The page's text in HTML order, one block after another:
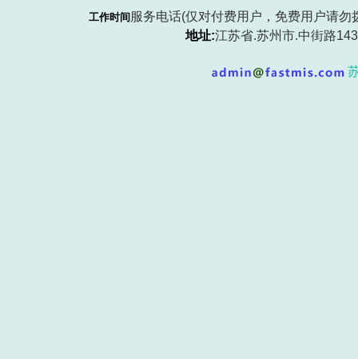
工作时间服务电话(仅对付费用户，免费用户请勿
地址:江苏省.苏州市.中街路